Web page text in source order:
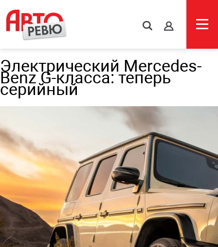
s
Электрический Mercedes-
Benz G-класса: теперь
серийный